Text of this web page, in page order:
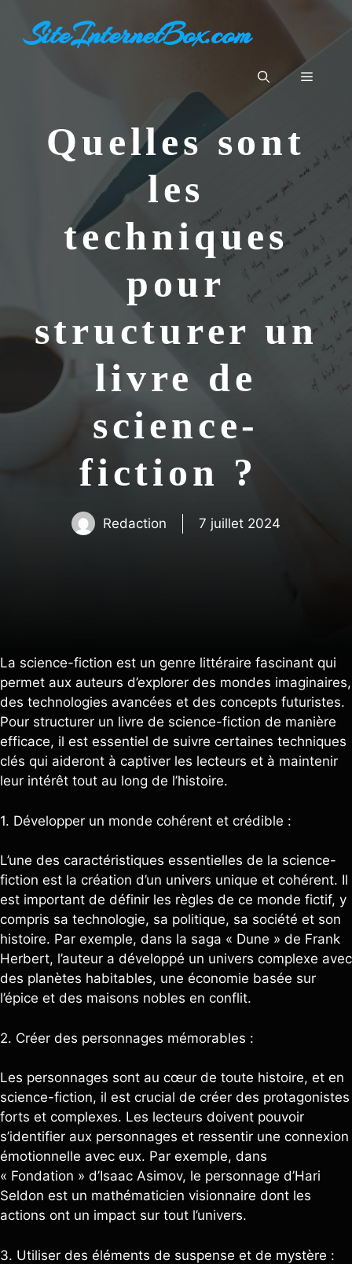
contenuSiteInternetBox.com
Menu
Quelles sont
les
techniques
pour
structurer un
livre de
science-
fiction ?
Redaction 7 juillet 2024
La science-fiction est un genre littéraire fascinant qui
permet aux auteurs d’explorer des mondes imaginaires,
des technologies avancées et des concepts futuristes.
Pour structurer un livre de science-fiction de manière
efficace, il est essentiel de suivre certaines techniques
clés qui aideront à captiver les lecteurs et à maintenir
leur intérêt tout au long de l’histoire.
1. Développer un monde cohérent et crédible :
L’une des caractéristiques essentielles de la science-
fiction est la création d’un univers unique et cohérent. Il
est important de définir les règles de ce monde fictif, y
compris sa technologie, sa politique, sa société et son
histoire. Par exemple, dans la saga « Dune » de Frank
Herbert, l’auteur a développé un univers complexe avec
des planètes habitables, une économie basée sur
l’épice et des maisons nobles en conflit.
2. Créer des personnages mémorables :
Les personnages sont au cœur de toute histoire, et en
science-fiction, il est crucial de créer des protagonistes
forts et complexes. Les lecteurs doivent pouvoir
s’identifier aux personnages et ressentir une connexion
émotionnelle avec eux. Par exemple, dans
« Fondation » d’Isaac Asimov, le personnage d’Hari
Seldon est un mathématicien visionnaire dont les
actions ont un impact sur tout l’univers.
3. Utiliser des éléments de suspense et de mystère :